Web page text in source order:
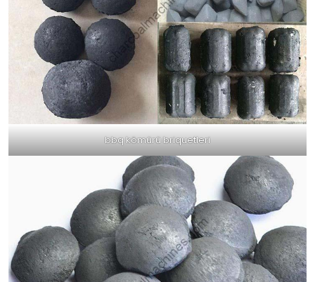
bbq kömürü briquetleri